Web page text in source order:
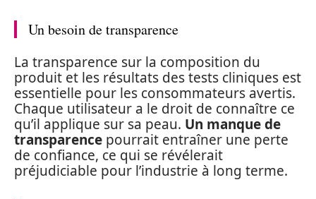
Un besoin de transparence
La transparence sur la composition du
produit et les résultats des tests cliniques est
essentielle pour les consommateurs avertis.
Chaque utilisateur a le droit de connaître ce
qu’il applique sur sa peau. Un manque de
transparence pourrait entraîner une perte
de confiance, ce qui se révélerait
préjudiciable pour l’industrie à long terme.